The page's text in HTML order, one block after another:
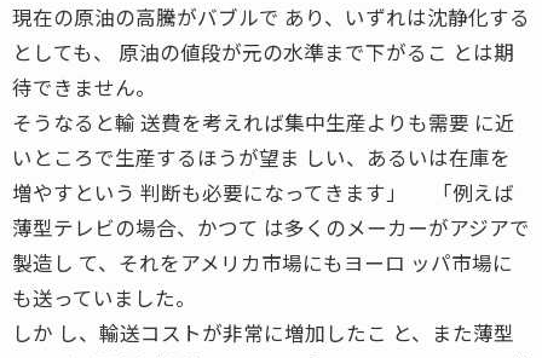
現在の原油の高騰がバブルで あり、いずれは沈静化する
としても、 原油の値段が元の水準まで下がるこ とは期
待できません。
そうなると輸 送費を考えれば集中生産よりも需要 に近
いところで生産するほうが望ま しい、あるいは在庫を
増やすという 判断も必要になってきます」 「例えば
薄型テレビの場合、かつて は多くのメーカーがアジアで
製造し て、それをアメリカ市場にもヨーロ ッパ市場に
も送っていました。
しか し、輸送コストが非常に増加したこ と、また薄型